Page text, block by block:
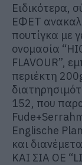
Ειδικότερα,
ΕΦΕΤ
πουτίγκα με
ονομασία
FLAVOUR”,
περιέκτη
152, που
Englische
και
ΚΑΙ ΣΙΑ ΟΕ